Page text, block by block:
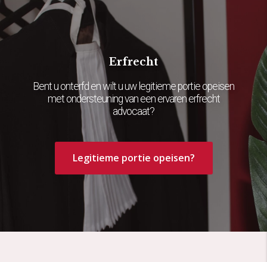
Erfrecht
Bent u onterfd en wilt u uw legitieme portie opeisen
met ondersteuning van een ervaren erfrecht
advocaat?
Legitieme portie opeisen?